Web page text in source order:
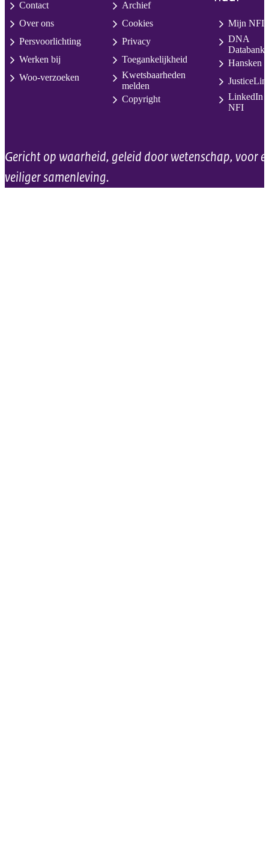
Contact
Over ons
Persvoorlichting
Werken bij
Woo-verzoeken
Archief
Cookies
Privacy
Toegankelijkheid
Kwetsbaarheden
melden
Copyright
Mijn NFI
DNA
Databank
Hansken
LinkedIn
NFI
Gericht op waarheid, geleid door wetenschap, voor
veiliger samenleving.